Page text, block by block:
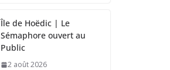
Île de Hoëdic | Le
Sémaphore ouvert au
Public
2 août 2026